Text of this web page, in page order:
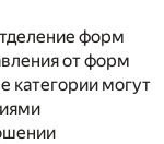
форм
от форм
категории могут